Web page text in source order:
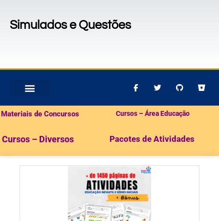
Simulados e Questões
Materiais de Concursos Cursos – Área Educação
Cursos – Diversos Pacotes de Atividades